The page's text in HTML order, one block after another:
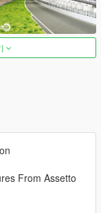
From Assetto